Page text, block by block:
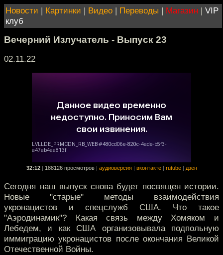
Новости | Картинки | Видео | Переводы | Магазин | VIP
клуб
Вечерний Излучатель - Выпуск 23
02.11.22
32:12 188126 просмотров аудиоверсия вконтакте rutube дзен
Сегодня наш выпуск снова будет посвящен истории.
Новые "старые" методы взаимодействия
укронацистов и спецслужб США. Что такое
"Аэродинамик"? Какая связь между Хомяком и
Лебедем, и как США организовывала подпольную
иммиграцию укронацистов после окончания Великой
Отечественной Войны.